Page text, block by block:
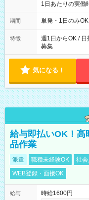
1日あたりの実働
勤務 勤務：月・水・金
可能です！ ※1日あたりの最大実働時間は日勤、夜勤共に勤務し
期間 単発・1日のみOK
特徴
週1日からOK /
募集
気になる！
給与即払いOK！高
品作業
派遣 職種未経験OK 社
WEB登録・面接OK
給与
時給1600円